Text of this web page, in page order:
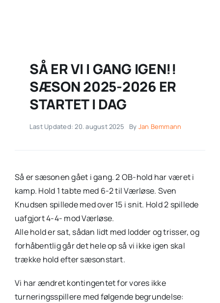
SÅ ER VI I GANG IGEN!!
SÆSON 2025-2026 ER
STARTET I DAG
Last Updated: 20. august 2025 By Jan Bemmann
Så er sæsonen gået i gang. 2 OB-hold har været i
kamp. Hold 1 tabte med 6-2 til Værløse. Sven
Knudsen spillede med over 15 i snit. Hold 2 spillede
uafgjort 4-4- mod Værløse.
Alle hold er sat, sådan lidt med lodder og trisser, og
forhåbentlig går det hele op så vi ikke igen skal
trække hold efter sæsonstart.
Vi har ændret kontingentet for vores ikke
turneringsspillere med følgende begrundelse: